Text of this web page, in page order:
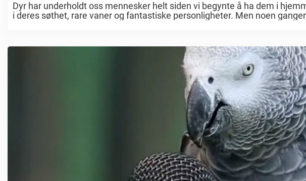
Dyr har underholdt oss mennesker helt siden vi begynte å ha dem i
i deres søthet, rare vaner og fantastiske personligheter. Men noen